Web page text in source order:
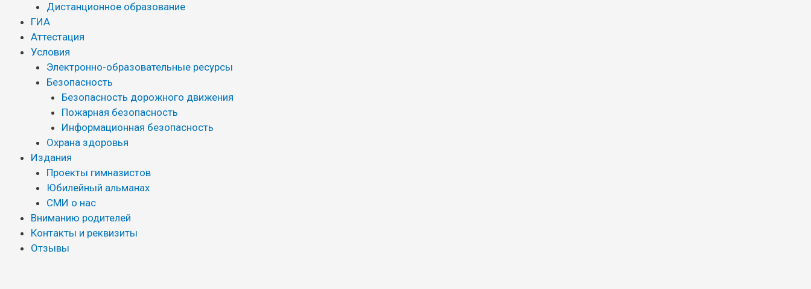
Дистанционное образование
ГИА
Аттестация
Условия
Электронно-образовательные ресурсы
Безопасность
Безопасность дорожного движения
Пожарная безопасность
Информационная безопасность
Охрана здоровья
Издания
Проекты гимназистов
Юбилейный альманах
СМИ о нас
Вниманию родителей
Контакты и реквизиты
Отзывы